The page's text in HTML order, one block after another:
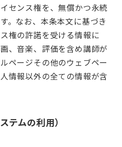
センス権を、無償かつ永続
。なお、本条本文に基づき
権の許諾を受ける情報に
、音楽、評価を含め講師が
ページその他のウェブペー
情報以外の全ての情報が含
テムの利用）